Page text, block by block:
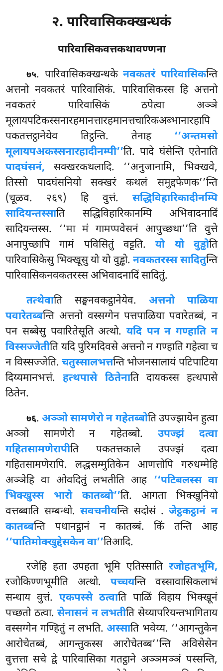
२. पारिवासिकक्खन्धकं
पारिवासिकवत्तकथावण्णना
७५. पारिवासिकक्खन्धकेनवकतरं पारिवासिकन्ति
अत्तनो नवकतरं पारिवासिकं. पारिवासिकस्स हि अत्तनो
नवकतरं पारिवासिकं ठपेत्वा अञ्ञे
मूलायपटिकस्सनारहमानत्तारहमानत्तचारिकअब्भानारहापि
पकतत्तट्ठानेयेव तिट्ठन्ति. तेनाह ‘‘अन्तमसो
मूलायपअकस्सनारहादीनम्पी’’ति. पादे घंसेन्ति एतेनाति
पादघंसनं, सक्खरकथलादि. ‘‘अनुजानामि, भिक्खवे,
तिस्सो पादघंसनियो सक्खरं कथलं समुद्दफेणक’’न्ति
(चूळव. २६९) हि वुत्तं. सद्धिविहारिकादीनम्पि
सादियन्तस्साति सद्धिविहारिकानम्पि अभिवादनादिं
सादियन्तस्स. ‘‘मा मं गामप्पवेसनं आपुच्छथा’’ति वुत्ते
अनापुच्छापि गामं पविसितुं वट्टति.यो यो वुड्ढोति
पारिवासिकेसु भिक्खूसु यो यो वुड्ढो.नवकतरस्स सादितुन्ति
पारिवासिकनवकतरस्स अभिवादनादिं सादितुं.
तत्थेवाति सङ्घनवकट्ठानेयेव. अत्तनो पाळिया
पवारेतब्बन्ति अत्तनो वस्सग्गेन पत्तपाळिया पवारेतब्बं, न
पन सब्बेसु पवारितेसूति अत्थो. यदि पन न गण्हाति न
विस्सज्जेतीति यदि पुरिमदिवसे अत्तनो न गण्हाति गहेत्वा च
न विस्सज्जेति. चतुस्सालभत्तन्ति भोजनसालायं पटिपाटिया
दिय्यमानभत्तं.हत्थपासे ठितेनाति दायकस्स हत्थपासे
ठितेन.
७६.अञ्ञो सामणेरो न गहेतब्बोति उपज्झायेन हुत्वा
अञ्ञो सामणेरो न गहेतब्बो. उपज्झं दत्वा
गहितसामणेरापीति पकतत्तकाले उपज्झं दत्वा
गहितसामणेरापि. लद्धसम्मुतिकेन आणत्तोपि गरुधम्मेहि
अञ्ञेहि वा ओवदितुं लभतीति आह ‘‘पटिबलस्स वा
भिक्खुस्स भारो कातब्बो’’ति. आगता भिक्खुनियो
वत्तब्बाति सम्बन्धो.सवचनीयन्ति सदोसं .जेट्ठकट्ठानं न
कातब्बन्ति पधानट्ठानं न कातब्बं. किं तन्ति आह
‘‘पातिमोक्खुद्देसकेन वा’’तिआदि.
रजेहि हता उपहता भूमि एतिस्साति रजोहतभूमि,
रजोकिण्णभूमीति अत्थो. पच्चयन्ति वस्सावासिकलाभं
सन्धाय वुत्तं.एकपस्से ठत्वाति पाळिं विहाय भिक्खूनं
पच्छतो ठत्वा.सेनासनं न लभतीति सेय्यापरियन्तभागिताय
वस्सग्गेन गण्हितुं न लभति.अस्साति भवेय्य. ‘‘आगन्तुकेन
आरोचेतब्बं, आगन्तुकस्स आरोचेतब्ब’’न्ति अविसेसेन
वुत्तत्ता सचे द्वे पारिवासिका गतट्ठाने अञ्ञमञ्ञं पस्सन्ति,